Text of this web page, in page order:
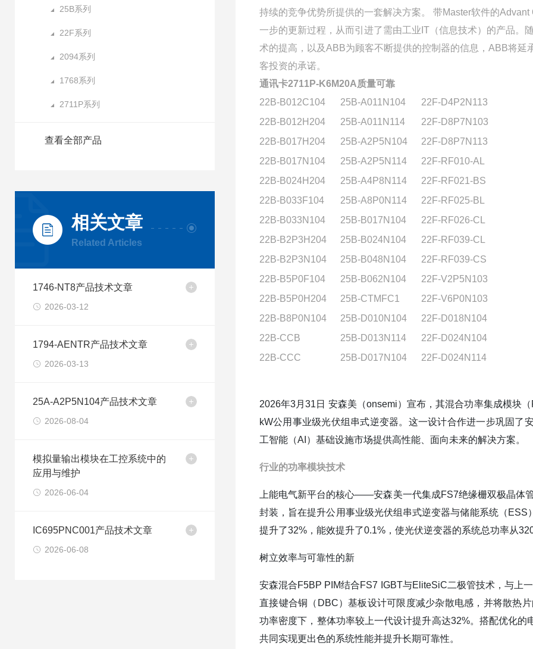
25B系列
22F系列
2094系列
1768系列
2711P系列
查看全部产品
相关文章
Related Articles
1746-NT8产品技术文章
2026-03-12
1794-AENTR产品技术文章
2026-03-13
25A-A2P5N104产品技术文章
2026-08-04
模拟量输出模块在工控系统中的
应用与维护
2026-06-04
IC695PNC001产品技术文章
2026-06-08
持续的竞争优势所提供的一套解决方案。 带Master软件的Advant
一步的更新过程，从而引进了需由工业IT（信息技术）的产品。
术的提高，以及ABB为顾客不断提供的控制器的信息，ABB将延
客投资的承诺。
通讯卡2711P-K6M20A质量可靠
22B-B012C104
25B-A011N104
22F-D4P2N113
22B-B012H204
25B-A011N114
22F-D8P7N103
22B-B017H204
25B-A2P5N104
22F-D8P7N113
22B-B017N104
25B-A2P5N114
22F-RF010-AL
22B-B024H204
25B-A4P8N114
22F-RF021-BS
22B-B033F104
25B-A8P0N114
22F-RF025-BL
22B-B033N104
25B-B017N104
22F-RF026-CL
22B-B2P3H204
25B-B024N104
22F-RF039-CL
22B-B2P3N104
25B-B048N104
22F-RF039-CS
22B-B5P0F104
25B-B062N104
22F-V2P5N103
22B-B5P0H204
25B-CTMFC1
22F-V6P0N103
22B-B8P0N104
25B-D010N104
22F-D018N104
22B-CCB
25B-D013N114
22F-D024N104
22B-CCC
25B-D017N104 22F-D024N114
2026年3月31日 安森美（onsemi）宣布，其混合功率集成模块
kW公用事业级光伏组串式逆变器。这一设计合作进一步巩固
工智能（AI）基础设施市场提供高性能、面向未来的解决方案。
行业的功率模块技术
上能电气新平台的核心——安森美一代集成FS7绝缘栅双极晶体
封装，旨在提升公用事业级光伏组串式逆变器与储能系统（
提升了32%，能效提升了0.1%，使光伏逆变器的系统总功率从
树立效率与可靠性的新
安森混合F5BP PIM结合FS7 IGBT与EliteSiC二极管技术，与上
直接键合铜（DBC）基板设计可限度减少杂散电感，并将散热
功率密度下，整体功率较上一代设计提升高达32%。搭配优化
共同实现更出色的系统性能并提升长期可靠性。